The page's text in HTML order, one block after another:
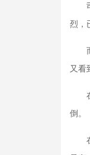
司
烈，
而
又看
在
倒。
在